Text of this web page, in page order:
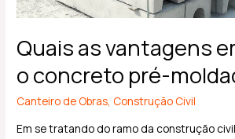
Quais as vantagens
o concreto pré-
Canteiro de Obras Construção Civil
Em se tratando do ramo da construção